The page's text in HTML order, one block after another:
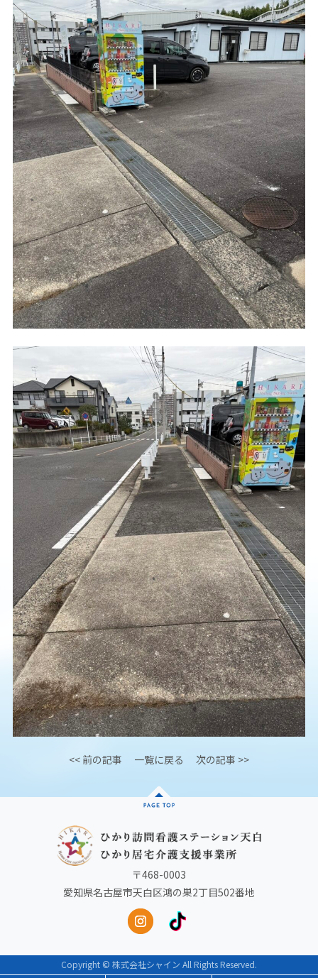
<< 前の記事 一覧に戻る 次の記事 >>
〒468-0003
愛知県名古屋市天白区鴻の巣2丁目502番地
Copyright © 株式会社シャイン All Rights Reserved.